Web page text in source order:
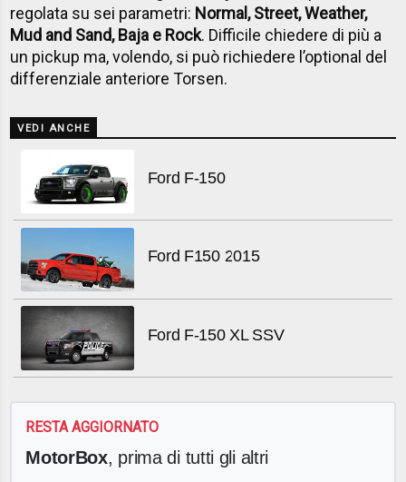
regolata su sei parametri: Normal, Street, Weather,
Mud and Sand, Baja e Rock. Difficile chiedere di più a
un pickup ma, volendo, si può richiedere l’optional del
differenziale anteriore Torsen.
VEDI ANCHE
Ford F-150
Ford F150 2015
Ford F-150 XL SSV
RESTA AGGIORNATO
MotorBox, prima di tutti gli altri